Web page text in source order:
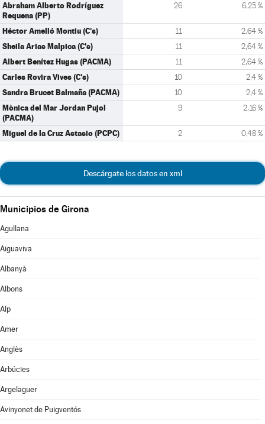
Abraham Alberto Rodríguez
Requena (PP)
26 6,25 %
Héctor Amelló Montiu (C's) 11 2,64 %
Sheila Arias Malpica (C's) 11 2,64 %
Albert Benítez Hugas (PACMA) 11 2,64 %
Carles Rovira Vives (C's) 10 2,4 %
Sandra Brucet Balmaña (PACMA) 10 2,4 %
Mònica del Mar Jordan Pujol
(PACMA)
9 2,16 %
Miguel de la Cruz Astasio (PCPC) 2 0,48 %
Descárgate los datos en xml
Municipios de Girona
Agullana
Aiguaviva
Albanyà
Albons
Alp
Amer
Anglès
Arbúcies
Argelaguer
Avinyonet de Puigventós